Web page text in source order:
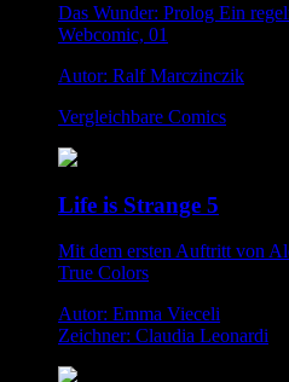
Das Wunder: Prolog Ein
Webcomic, 01
Autor: Ralf Marczinczik
Vergleichbare Comics
Life is Strange 5
Mit dem ersten Auftritt von
True Colors
Autor: Emma Vieceli
Zeichner: Claudia Leonardi